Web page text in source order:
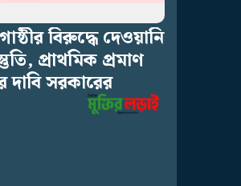
বিরুদ্ধে দেওয়ানি
প্রাথমিক প্রমাণ
দাবিসরকারের